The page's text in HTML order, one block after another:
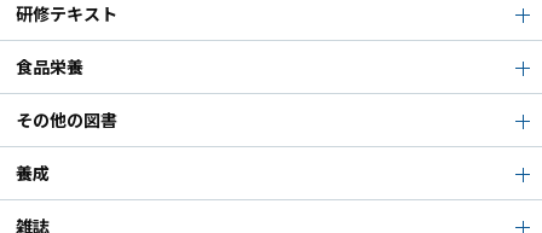
研修テキスト
食品栄養
その他の図書
養成
雑誌